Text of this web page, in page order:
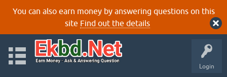
You can also earn money by answering questions on this
site Find out the details
Login